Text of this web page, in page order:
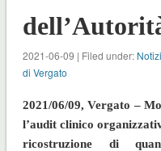
2021-06-09 | Filed under:
di Vergato
2021/06/09, Vergato –
l’audit clinico
ricostruzione di